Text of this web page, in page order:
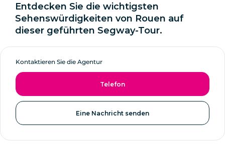
Entdecken Sie die wichtigsten
Sehenswürdigkeiten von Rouen auf
dieser geführten Segway-Tour.
Kontaktieren Sie die Agentur
Telefon
Eine Nachricht senden